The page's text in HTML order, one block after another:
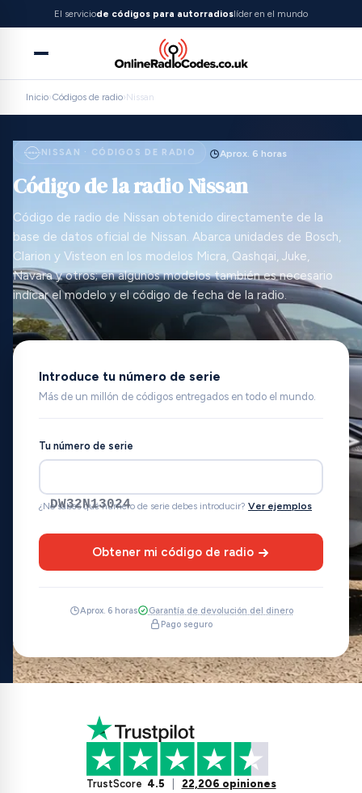
El serviciode códigos para autorradioslíder en el mundo
Inicio›Códigos de radio›Nissan
NISSAN · CÓDIGOS DE RADIO Aprox. 6 horas
Código de la radio Nissan
Código de radio de Nissan obtenido directamente de la
base de datos oficial de Nissan. Abarca unidades de Bosch,
Clarion y Visteon en los modelos Micra, Qashqai, Juke,
Navara y otros; en algunos modelos también es necesario
indicar el modelo y el código de fecha de la radio.
Introduce tu número de serie
Más de un millón de códigos entregados en todo el mundo.
Tu número de serie
DW32N13024
¿No sabes qué número de serie debes introducir? Ver ejemplos
Obtener mi código de radio
Aprox. 6 horas
Garantía de devolución del dinero
Pago seguro
TrustScore 4.5 22,206 opiniones